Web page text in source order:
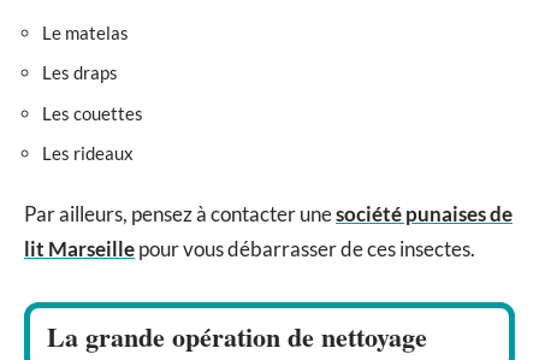
Le matelas
Les draps
Les couettes
Les rideaux
Par ailleurs, pensez à contacter unesociété punaises de
lit Marseillepour vous débarrasser de ces insectes.
La grande opération de nettoyage